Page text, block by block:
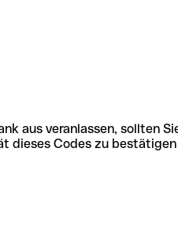
aus veranlassen,
Codes zu